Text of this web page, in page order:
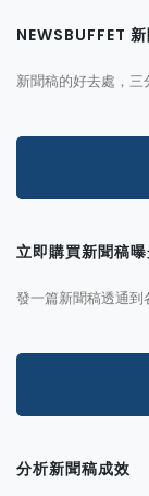
NEWSBUFFET
新聞稿的好去處，三
立即購買新聞稿
發一篇新聞稿透通到
分析新聞稿成效